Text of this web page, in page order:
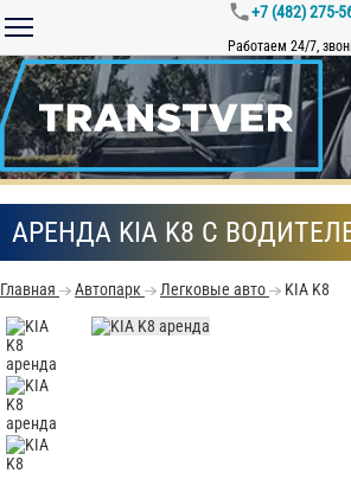
+7 (482) 275-
Работаем 24/7,
АРЕНДА KIA K8 С
Главная Автопарк Легковые авто KIA K8